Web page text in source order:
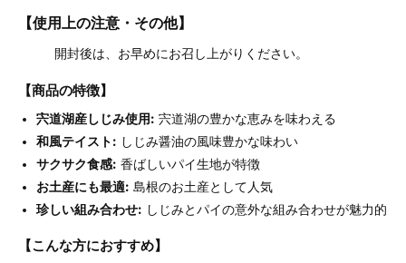
【使用上の注意・その他】
開封後は、お早めにお召し上がりください。
【商品の特徴】
宍道湖産しじみ使用:宍道湖の豊かな恵みを味わえる
和風テイスト:しじみ醤油の風味豊かな味わい
サクサク食感:香ばしいパイ生地が特徴
お土産にも最適:島根のお土産として人気
珍しい組み合わせ:しじみとパイの意外な組み合わせが魅力的
【こんな方におすすめ】